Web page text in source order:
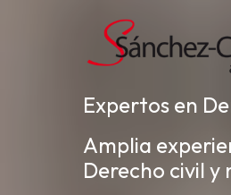
Expertos en
Amplia
Derecho civil y